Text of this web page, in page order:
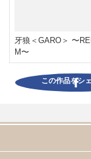
牙狼＜GARO＞ 〜
M〜
この作品をシ